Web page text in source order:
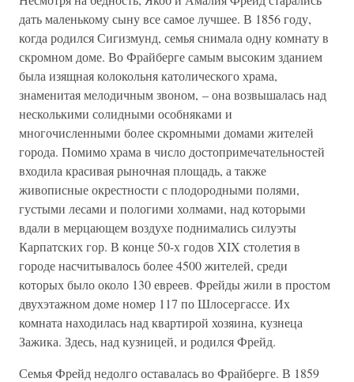
дать маленькому сыну все самое лучшее. В 1856 году,
когда родился Сигизмунд, семья снимала одну комнату в
скромном доме. Во Фрайберге самым высоким зданием
была изящная колокольня католического храма,
знаменитая мелодичным звоном, – она возвышалась над
несколькими солидными особняками и
многочисленными более скромными домами жителей
города. Помимо храма в число достопримечательностей
входила красивая рыночная площадь, а также
живописные окрестности с плодородными полями,
густыми лесами и пологими холмами, над которыми
вдали в мерцающем воздухе поднимались силуэты
Карпатских гор. В конце 50-х годов XIX столетия в
городе насчитывалось более 4500 жителей, среди
которых было около 130 евреев. Фрейды жили в простом
двухэтажном доме номер 117 по Шлосергассе. Их
комната находилась над квартирой хозяина, кузнеца
Зажика. Здесь, над кузницей, и родился Фрейд.
Семья Фрейд недолго оставалась во Фрайберге. В 1859